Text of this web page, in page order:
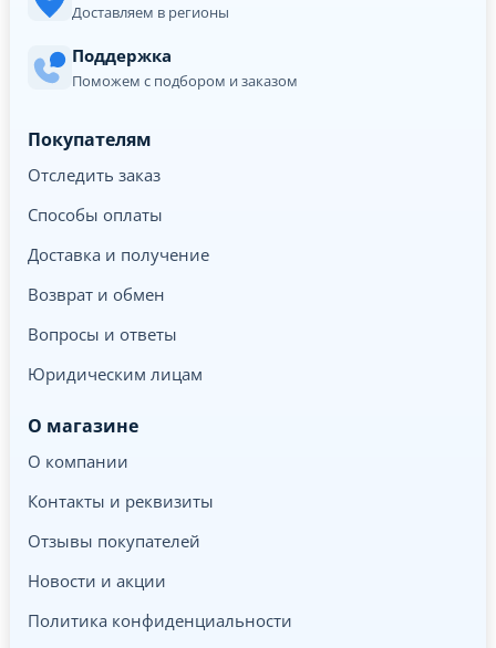
Доставляем в регионы
Поддержка
Поможем с подбором и заказом
Покупателям
Отследить заказ
Способы оплаты
Доставка и получение
Возврат и обмен
Вопросы и ответы
Юридическим лицам
О магазине
О компании
Контакты и реквизиты
Отзывы покупателей
Новости и акции
Политика конфиденциальности